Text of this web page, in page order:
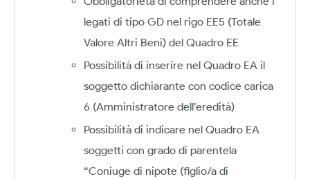
legati di tipo GD nel rigo EE5 (Totale
Valore Altri Beni) del Quadro EE
Possibilità di inserire nel Quadro EA il
soggetto dichiarante con codice carica
6 (Amministratore dell’eredità)
Possibilità di indicare nel Quadro EA
soggetti con grado di parentela
“Coniuge di nipote (figlio/a di